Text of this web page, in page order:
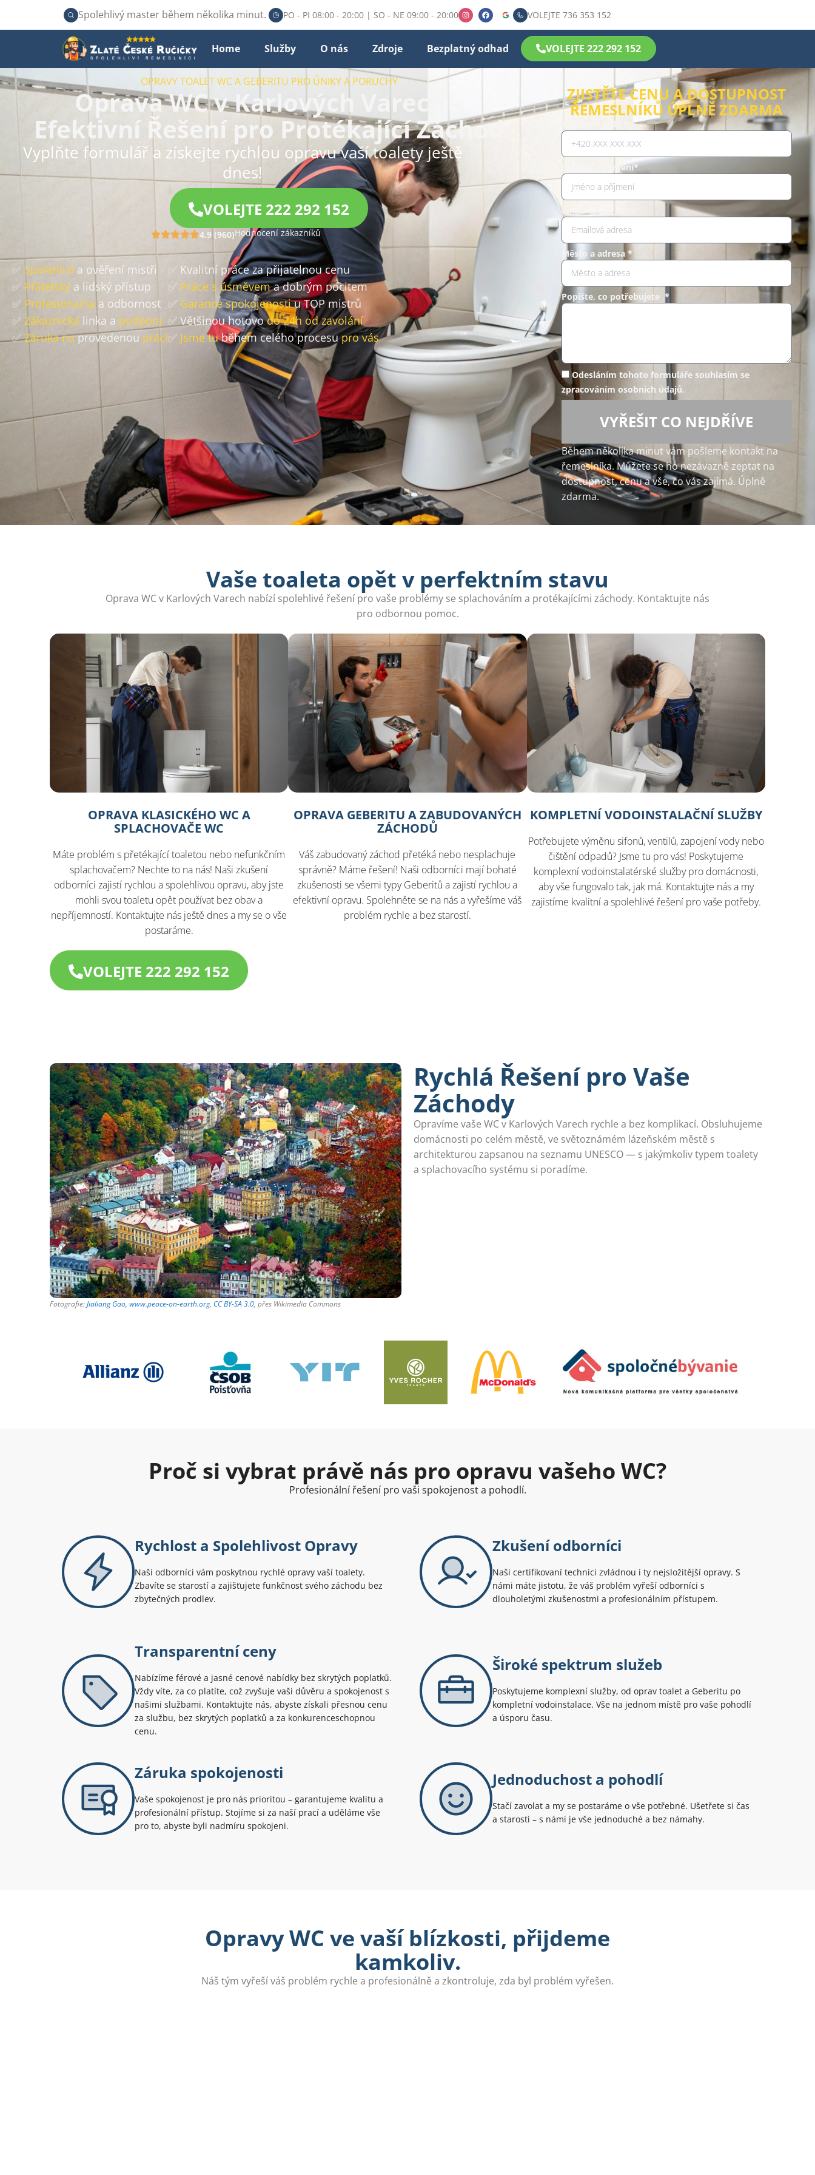
Spolehlivý master během několika minut. PO - PI 08:00 - 20:00 | SO - NE 09:00 - 20:00 VOLEJTE 736 353 152
Home Služby O nás Zdroje Bezplatný odhad VOLEJTE 222 292 152
OPRAVY TOALET WC A GEBERITU PRO ÚNIKY A PORUCHY
Oprava WC v Karlových Varech –
Efektivní Řešení pro Protékající Záchod
Vyplňte formulář a získejte rychlou opravu vaší toalety ještě
dnes!
VOLEJTE 222 292 152
4.9 (960)Hodnocení zákazníků
✅ Spolehliví a ověření mistři
✅ Přátelský a lidský přístup
✅ Profesionalita a odbornost
✅ Zákaznická linka a podpora
✅Záruka naprovedenou práci
✅ Kvalitní práce za přijatelnou cenu
✅ Práce s úsměvema dobrým pocitem
✅ Garance spokojenostiu TOP mistrů
✅ Většinou hotovodo 24h od zavolání
✅ Jsme tuběhem celého procesupro vás
ZJISTĚTE CENU A DOSTUPNOST
ŘEMESLNÍKŮ ÚPLNĚ ZDARMA
Telefonní číslo *
Jméno a příjmení*
Email*
Město a adresa *
Popište, co potřebujete *
Odesláním tohoto formuláře souhlasím se
zpracováním osobních údajů.
VYŘEŠIT CO NEJDŘÍVE
Během několika minut vám pošleme kontakt na
řemeslníka. Můžete se ho nezávazně zeptat na
dostupnost, cenu a vše, co vás zajímá. Úplně
zdarma.
Vaše toaleta opět v perfektním stavu
Oprava WC v Karlových Varech nabízí spolehlivé řešení pro vaše problémy se splachováním a protékajícími záchody. Kontaktujte nás
pro odbornou pomoc.
OPRAVA KLASICKÉHO WC A
SPLACHOVAČE WC
Máte problém s přetékající toaletou nebo nefunkčním
splachovačem? Nechte to na nás! Naši zkušení
odborníci zajistí rychlou a spolehlivou opravu, aby jste
mohli svou toaletu opět používat bez obav a
nepříjemností. Kontaktujte nás ještě dnes a my se o vše
postaráme.
OPRAVA GEBERITU A ZABUDOVANÝCH
ZÁCHODŮ
Váš zabudovaný záchod přetéká nebo nesplachuje
správně? Máme řešení! Naši odborníci mají bohaté
zkušenosti se všemi typy Geberitů a zajistí rychlou a
efektivní opravu. Spolehněte se na nás a vyřešíme váš
problém rychle a bez starostí.
KOMPLETNÍ VODOINSTALAČNÍ SLUŽBY
Potřebujete výměnu sifonů, ventilů, zapojení vody nebo
čištění odpadů? Jsme tu pro vás! Poskytujeme
komplexní vodoinstalatérské služby pro domácnosti,
aby vše fungovalo tak, jak má. Kontaktujte nás a my
zajistíme kvalitní a spolehlivé řešení pro vaše potřeby.
VOLEJTE 222 292 152
Fotografie:Jialiang Gao, www.peace-on-earth.org, CC BY-SA 3.0, přes Wikimedia Commons
Rychlá Řešení pro Vaše
Záchody
Opravíme vaše WC v Karlových Varech rychle a bez komplikací. Obsluhujeme
domácnosti po celém městě, ve světoznámém lázeňském městě s
architekturou zapsanou na seznamu UNESCO — s jakýmkoliv typem toalety
a splachovacího systému si poradíme.
Proč si vybrat právě nás pro opravu vašeho WC?
Profesionální řešení pro vaši spokojenost a pohodlí.
Rychlost a Spolehlivost Opravy
Naši odborníci vám poskytnou rychlé opravy vaší toalety.
Zbavíte se starostí a zajišťujete funkčnost svého záchodu bez
zbytečných prodlev.
Zkušení odborníci
Naši certifikovaní technici zvládnou i ty nejsložitější opravy. S
námi máte jistotu, že váš problém vyřeší odborníci s
dlouholetými zkušenostmi a profesionálním přístupem.
Transparentní ceny
Nabízíme férové a jasné cenové nabídky bez skrytých poplatků.
Vždy víte, za co platíte, což zvyšuje vaši důvěru a spokojenost s
našimi službami. Kontaktujte nás, abyste získali přesnou cenu
za službu, bez skrytých poplatků a za konkurenceschopnou
cenu.
Široké spektrum služeb
Poskytujeme komplexní služby, od oprav toalet a Geberitu po
kompletní vodoinstalace. Vše na jednom místě pro vaše pohodlí
a úsporu času.
Záruka spokojenosti
Vaše spokojenost je pro nás prioritou – garantujeme kvalitu a
profesionální přístup. Stojíme si za naší prací a uděláme vše
pro to, abyste byli nadmíru spokojeni.
Jednoduchost a pohodlí
Stačí zavolat a my se postaráme o vše potřebné. Ušetřete si čas
a starosti – s námi je vše jednoduché a bez námahy.
Opravy WC ve vaší blízkosti, přijdeme
kamkoliv.
Náš tým vyřeší váš problém rychle a profesionálně a zkontroluje, zda byl problém vyřešen.